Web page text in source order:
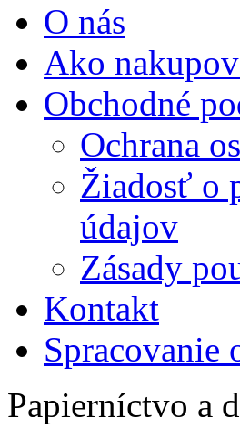
O nás
Ako
Obchodné
Ochrana
Žiadosť o
údajov
Zásady
Kontakt
Spracovanie
Papierníctvo a